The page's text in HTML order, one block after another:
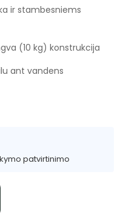
ir stambesniems
(10 kg) konstrukcija
ant vandens
patvirtinimo